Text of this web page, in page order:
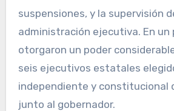
suspensiones, y la supervisión
administración ejecutiva. En un
otorgaron un poder
seis ejecutivos estatales
independiente y constitucional
junto al gobernador.